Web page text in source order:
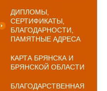
ДИПЛОМЫ,
СЕРТИФИКАТЫ,
БЛАГОДАРНОСТИ,
ПАМЯТНЫЕ АДРЕСА
КАРТА БРЯНСКА И
БРЯНСКОЙ ОБЛАСТИ
БЛАГОДАРСТВЕННАЯ